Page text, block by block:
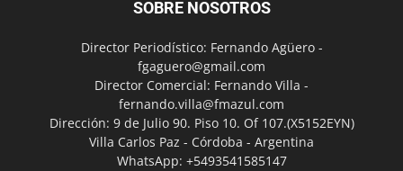
SOBRE NOSOTROS
Director Periodístico: Fernando Agüero -
fgaguero@gmail.com
Director Comercial: Fernando Villa -
fernando.villa@fmazul.com
Dirección: 9 de Julio 90. Piso 10. Of 107.(X5152EYN)
Villa Carlos Paz - Córdoba - Argentina
WhatsApp: +5493541585147